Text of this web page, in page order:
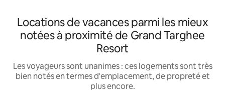
Locations de vacances parmi les mieux
notées à proximité de Grand Targhee
Resort
Les voyageurs sont unanimes : ces logements sont très
bien notés en termes d'emplacement, de propreté et
plus encore.